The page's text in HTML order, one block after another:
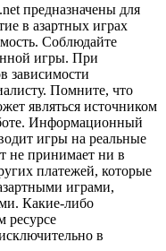
предназначены для
в азартных играх
Соблюдайте
игры. При
зависимости
Помните, что
являться источником
Информационный
игры на реальные
не принимает ни в
платежей, которые
играми,
Какие-либо
ресурсе
в